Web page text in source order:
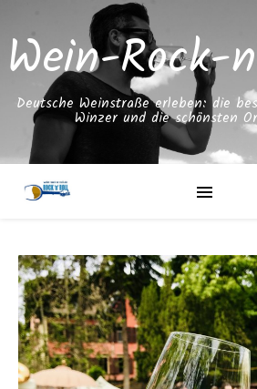
Wein-Rock-
Deutsche Weinstraße erleben: die
Winzer und die schönsten